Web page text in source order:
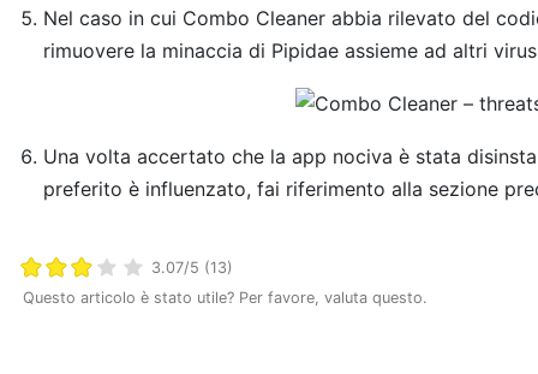
Nel caso in cui Combo Cleaner abbia rilevato del
rimuovere la minaccia di Pipidae assieme ad altri
Una volta accertato che la app nociva è stata
preferito è influenzato, fai riferimento alla sezione
3.07/5 (13)
Questo articolo è stato utile? Per favore, valuta questo.